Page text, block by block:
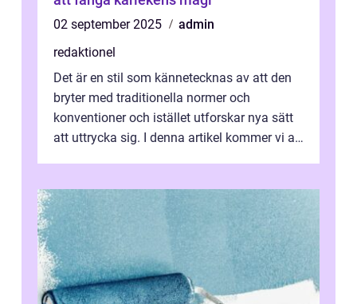
02 september 2025
admin
redaktionel
Det är en stil som kännetecknas av att den
bryter med traditionella normer och
konventioner och istället utforskar nya sätt
att uttrycka sig. I denna artikel kommer vi att